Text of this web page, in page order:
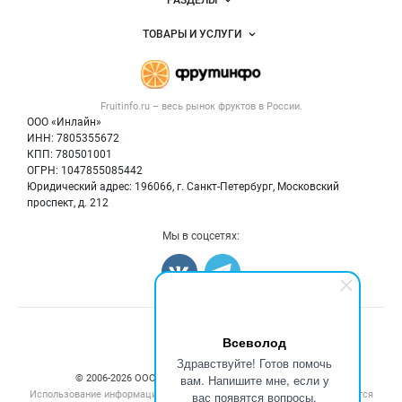
Всеволод
Здравствуйте! Готов помочь
вам. Напишите мне, если у
вас появятся вопросы.
Fruitinfo.ru – весь рынок фруктовв России.
ООО «Инлайн»
ИНН: 7805355672
КПП: 780501001
ОГРН: 1047855085442
Юридический адрес: 196066, г. Санкт-Петербург, Московский
проспект, д. 212
Размещение рекламы
Публичная оферта
Контактная информация
Политика обработки персональных данных
Объявления
Новости рынка
ТОВАРЫ И УСЛУГИ
Готовая продукция
Овощи
Фрукты
Мы в соцсетях:
Счетчики, авторское право, логотипы
© 2006‑2026 ООО “Инлайн”. 12+ Все права защищены.
Использование информации, размещенной на данном сайте, допускается